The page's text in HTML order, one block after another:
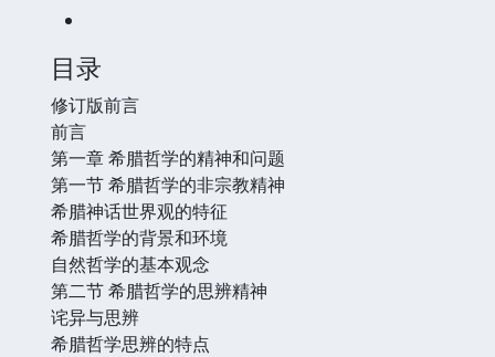
目录
修订版前言
前言
第一章 希腊哲学的精神和问题
第一节 希腊哲学的非宗教精神
希腊神话世界观的特征
希腊哲学的背景和环境
自然哲学的基本观念
第二节 希腊哲学的思辨精神
诧异与思辨
希腊哲学思辨的特点